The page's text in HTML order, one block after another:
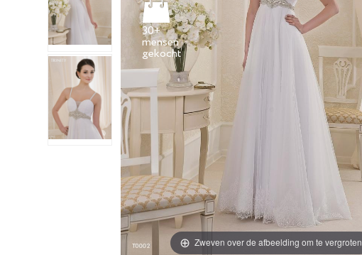
Zweven over de afbeelding om te vergroten
30+
mensen
gekocht